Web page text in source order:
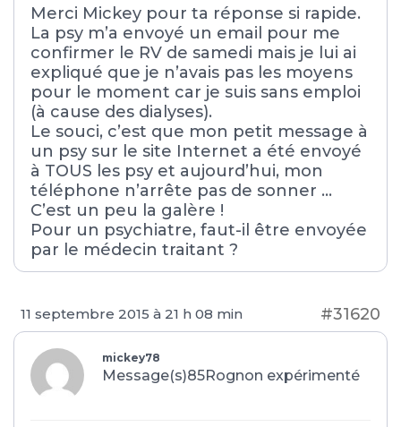
Merci Mickey pour ta réponse si rapide.
La psy m’a envoyé un email pour me
confirmer le RV de samedi mais je lui ai
expliqué que je n’avais pas les moyens
pour le moment car je suis sans emploi
(à cause des dialyses).
Le souci, c’est que mon petit message à
un psy sur le site Internet a été envoyé
à TOUS les psy et aujourd’hui, mon
téléphone n’arrête pas de sonner …
C’est un peu la galère !
Pour un psychiatre, faut-il être envoyée
par le médecin traitant ?
11 septembre 2015 à 21 h 08 min #31620
mickey78
Message(s)85Rognon expérimenté